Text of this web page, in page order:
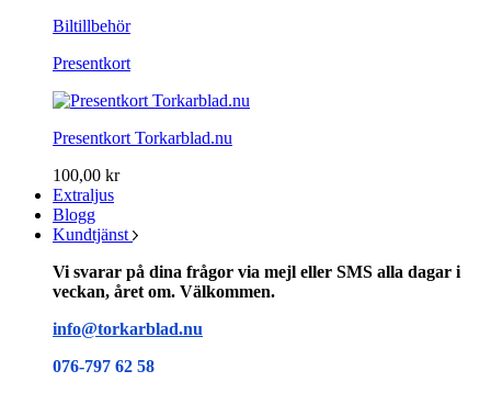
Biltillbehör
Presentkort
Presentkort Torkarblad.nu
100,00 kr
Extraljus
Blogg
Kundtjänst
Vi svarar på dina frågor via mejl eller SMS alla dagar i
veckan, året om. Välkommen.
info@torkarblad.nu
076-797 62 58